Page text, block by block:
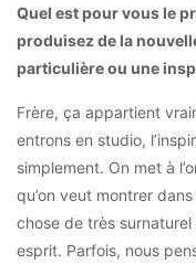
Quel est pour vous le
produisez de la
particulière ou une
Frère, ça appartient
entrons en studio,
simplement. On met à
qu’on veut montrer
chose de très
esprit. Parfois, nous